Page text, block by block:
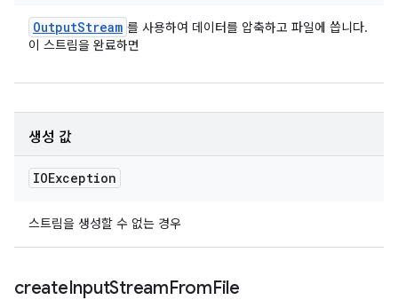
OutputStream 를 사용하여 데이터를 압축하고 파일에 씁니다.
이 스트림을 완료하면
생성 값
IOException
스트림을 생성할 수 없는 경우
createInputStreamFromFile